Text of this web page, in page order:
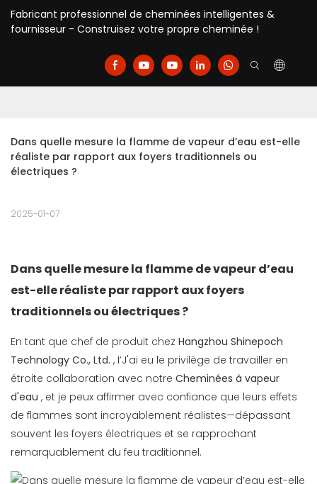
Fabricant professionnel de cheminées intelligentes &
fournisseur - Construisez votre propre cheminée !
Dans quelle mesure la flamme de vapeur d’eau est-elle
réaliste par rapport aux foyers traditionnels ou
électriques ?
2025-01-07
Dans quelle mesure la flamme de vapeur d’eau
est-elle réaliste par rapport aux foyers
traditionnels ou électriques ?
En tant que chef de produit chez Hangzhou Shinepoch
Technology Co., Ltd. , I’J'ai eu le privilège de travailler en
étroite collaboration avec notre Cheminées à vapeur
d'eau , et je peux affirmer avec confiance que leurs effets
de flammes sont incroyablement réalistes—dépassant
souvent les foyers électriques et se rapprochant
remarquablement du feu traditionnel.